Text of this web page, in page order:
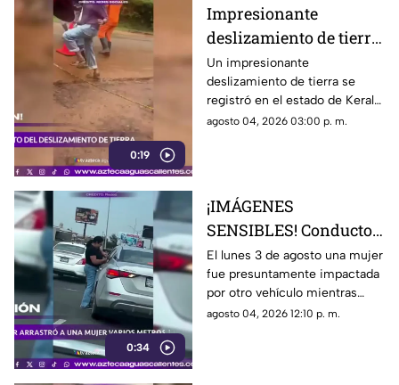
0:19
Impresionante
deslizamiento de tierra
en India durante
intensas lluvias
monzónicas
Un impresionante
deslizamiento de tierra se
registró en el estado de Kerala,
India, donde las intensas
derrumbes
agosto 04, 2026 03:00 p. m.
0:34
¡IMÁGENES
SENSIBLES! Conductor
arrastró a una mujer
varios metros tras
accidente en Monterrey
El lunes 3 de agosto una mujer
fue presuntamente impactada
por otro vehículo mientras
circulaba sobre el paso elevado
agosto 04, 2026 12:10 p. m.